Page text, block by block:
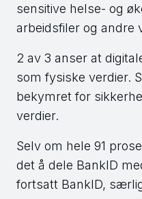
sensitive helse- og
arbeidsfiler og andre
2 av 3 anser at
som fysiske verdier.
bekymret for
verdier.
Selv om hele 91
det å dele BankID
fortsatt BankID,